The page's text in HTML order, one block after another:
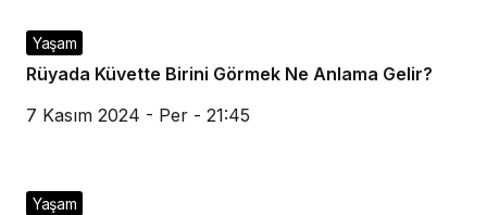
Yaşam
Rüyada Küvette Birini Görmek Ne Anlama Gelir?
7 Kasım 2024 - Per - 21:45
Yaşam